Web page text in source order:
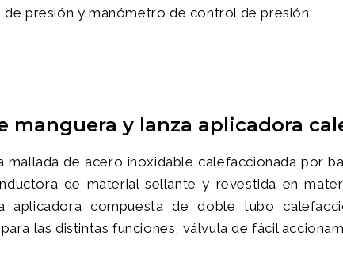
de presión y manómetro de control de presión.
manguera y lanza aplicadora
mallada de acero inoxidable calefaccionada por
de material sellante y revestida en
aplicadora compuesta de doble tubo
las distintas funciones, válvula de fácil